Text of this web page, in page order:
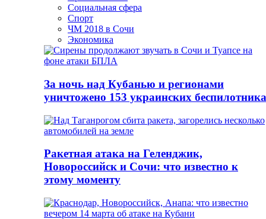
Социальная сфера
Спорт
ЧМ 2018 в Сочи
Экономика
За ночь над Кубанью и регионами
уничтожено 153 украинских беспилотника
Ракетная атака на Геленджик,
Новороссийск и Сочи: что известно к
этому моменту